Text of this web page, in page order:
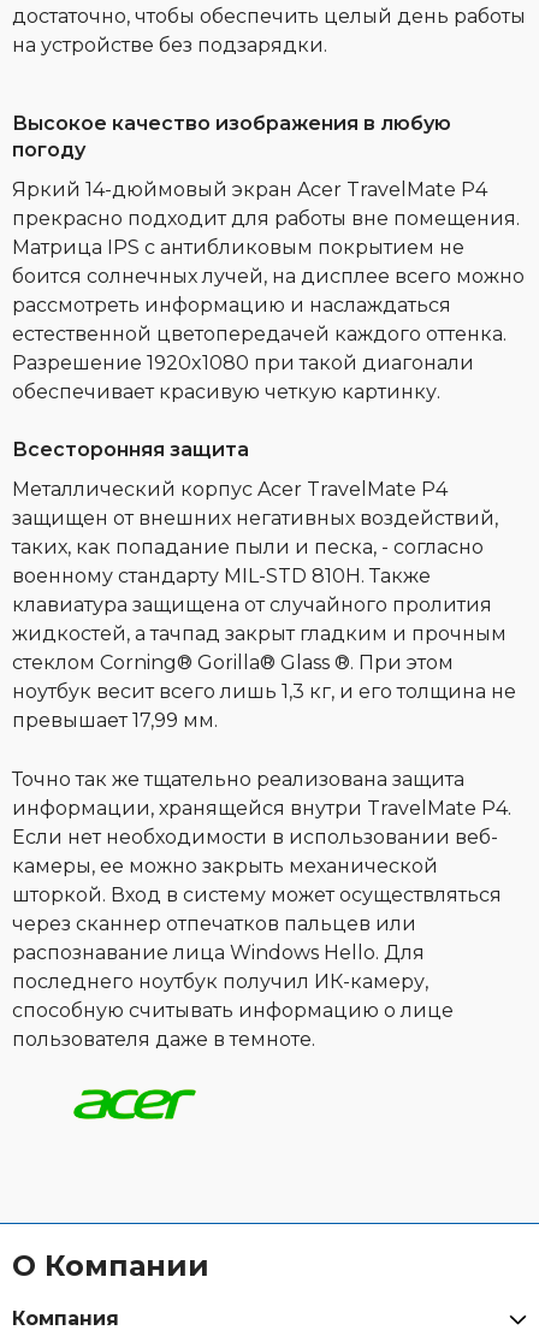
достаточно, чтобы обеспечить целый день работы
на устройстве без подзарядки.
Высокое качество изображения в любую
погоду
Яркий 14-дюймовый экран Acer TravelMate P4
прекрасно подходит для работы вне помещения.
Матрица IPS с антибликовым покрытием не
боится солнечных лучей, на дисплее всего можно
рассмотреть информацию и наслаждаться
естественной цветопередачей каждого оттенка.
Разрешение 1920x1080 при такой диагонали
обеспечивает красивую четкую картинку.
Всесторонняя защита
Металлический корпус Acer TravelMate P4
защищен от внешних негативных воздействий,
таких, как попадание пыли и песка, - согласно
военному стандарту MIL-STD 810H. Также
клавиатура защищена от случайного пролития
жидкостей, а тачпад закрыт гладким и прочным
стеклом Corning® Gorilla® Glass ®. При этом
ноутбук весит всего лишь 1,3 кг, и его толщина не
превышает 17,99 мм.
Точно так же тщательно реализована защита
информации, хранящейся внутри TravelMate P4.
Если нет необходимости в использовании веб-
камеры, ее можно закрыть механической
шторкой. Вход в систему может осуществляться
через сканнер отпечатков пальцев или
распознавание лица Windows Hello. Для
последнего ноутбук получил ИК-камеру,
способную считывать информацию о лице
пользователя даже в темноте.
О Компании
Компания